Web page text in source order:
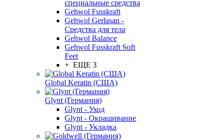
специальные средства
Gehwol Fusskraft
Gehwol Gerlasan -
Средства для тела
Gehwol Balance
Gehwol Fusskraft Soft
Feet
+ ЕЩЕ 3
Global Keratin (США)
Glynt (Германия)
Glynt - Уход
Glynt - Окрашивание
Glynt - Укладка